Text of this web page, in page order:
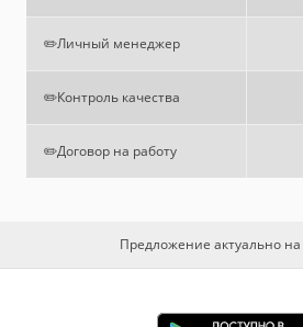
✏️Личный менеджер
✏️Контроль качества
✏️Договор на работу
Предложение актуально на